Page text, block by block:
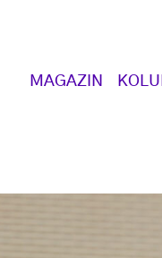
Main navigation
MAGAZIN